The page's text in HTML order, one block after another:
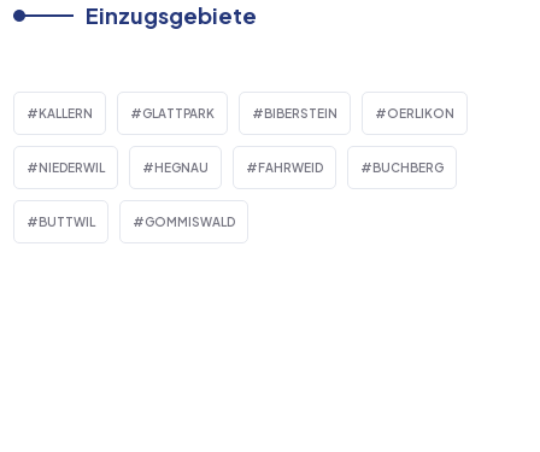
Einzugsgebiete
KALLERN GLATTPARK BIBERSTEIN OERLIKON
NIEDERWIL HEGNAU FAHRWEID BUCHBERG
BUTTWIL GOMMISWALD